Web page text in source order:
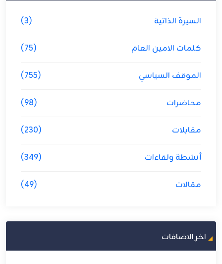
السيرة الذاتية (3)
كلمات الامين العام (75)
الموقف السياسي (755)
محاضرات (98)
مقابلات (230)
أنشطة ولقاءات (349)
مقالات (49)
اخر الاضافات